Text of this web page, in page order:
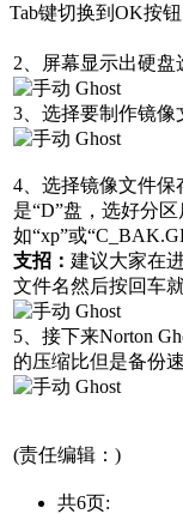
Tab键切换到OK按
2、屏幕显示出硬盘
3、选择要制作镜像
4、选择镜像文件保
是“D”盘，选好分
如“xp”或
支招 ： 建议大家在
文件名然后按回车
5、接下来Norton
的压缩比但是备份
(责任编辑：)
共6页: